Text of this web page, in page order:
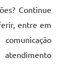
Continue
entre em